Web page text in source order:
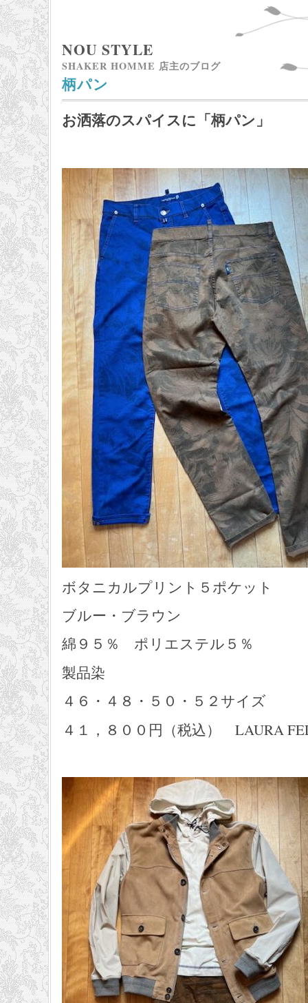
NOU STYLE
SHAKER HOMME 店主のブログ
柄パン
お洒落のスパイスに「柄パン」
ボタニカルプリント５ポケット
ブルー・ブラウン
綿９５％ ポリエステル５％
製品染
４６・４８・５０・５２サイズ
４１，８００円（税込） LAURA